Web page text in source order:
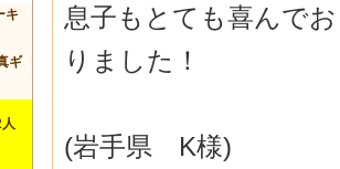
キ
ギ
息子もとても喜んで
りました！
(岩手県 K様)